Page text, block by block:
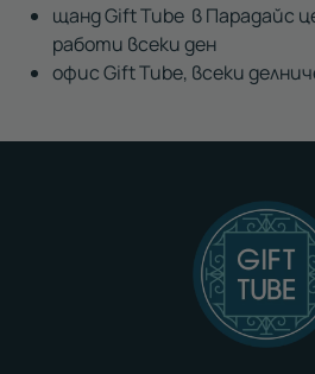
щанд Gift Tube в Парадайс
работи всеки ден
офис Gift Tube, всеки